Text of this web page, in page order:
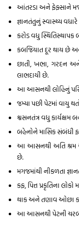
આંતરડા અને ફેફ્સાને
જ્ઞાનતંતુનું સ્વાસ્થ્ય
કરોડ વધુ
કબજિયાત દૂર થાય છે
છાતી, ખભા, ગરદન
લાભદાયી છે.
આ આસનથી લોહિનું
જમ્યા પછી પેટમાં વાયુ
શ્વસનતંત્ર વધુ
બહેનોને માસિક સંબંધી
આ આસનથી અતિ શ્રમ
છે.
મગજમાંથી નીકળતા
કફ, પિત્ત પ્રકૃતિના
થાક અને તણાવ ઓછા
આ આસનથી પેટની